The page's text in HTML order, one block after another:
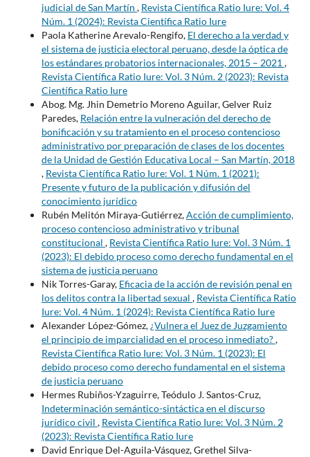
judicial de San Martín , Revista Científica Ratio Iure: Vol. 4
Núm. 1 (2024): Revista Científica Ratio Iure
Paola Katherine Arevalo-Rengifo, El derecho a la verdad y
el sistema de justicia electoral peruano, desde la óptica de
los estándares probatorios internacionales, 2015 – 2021 ,
Revista Científica Ratio Iure: Vol. 3 Núm. 2 (2023): Revista
Científica Ratio Iure
Abog. Mg. Jhin Demetrio Moreno Aguilar, Gelver Ruiz
Paredes, Relación entre la vulneración del derecho de
bonificación y su tratamiento en el proceso contencioso
administrativo por preparación de clases de los docentes
de la Unidad de Gestión Educativa Local – San Martín, 2018
, Revista Científica Ratio Iure: Vol. 1 Núm. 1 (2021):
Presente y futuro de la publicación y difusión del
conocimiento jurídico
Rubén Melitón Miraya-Gutiérrez,Acción de cumplimiento,
proceso contencioso administrativo y tribunal
constitucional , Revista Científica Ratio Iure: Vol. 3 Núm. 1
(2023): El debido proceso como derecho fundamental en el
sistema de justicia peruano
Nik Torres-Garay, Eficacia de la acción de revisión penal en
los delitos contra la libertad sexual , Revista Científica Ratio
Iure: Vol. 4 Núm. 1 (2024): Revista Científica Ratio Iure
Alexander López-Gómez,¿Vulnera el Juez de Juzgamiento
el principio de imparcialidad en el proceso inmediato?,
Revista Científica Ratio Iure: Vol. 3 Núm. 1 (2023): El
debido proceso como derecho fundamental en el sistema
de justicia peruano
Hermes Rubiños-Yzaguirre, Teódulo J. Santos-Cruz,
Indeterminación semántico-sintáctica en el discurso
jurídico civil , Revista Científica Ratio Iure: Vol. 3 Núm. 2
(2023): Revista Científica Ratio Iure
David Enrique Del-Aguila-Vásquez, Grethel Silva-